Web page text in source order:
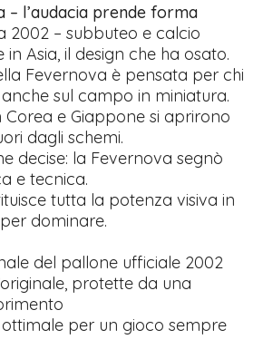
– l’audacia prende forma
2002 – subbuteo e calcio
Asia, il design che ha osato.
Fevernova è pensata per chi
sul campo in miniatura.
Corea e Giappone si aprirono
dagli schemi.
decise: la Fevernova segnò
e tecnica.
tutta la potenza visiva in
dominare.
del pallone ufficiale 2002
protette da una
per un gioco sempre